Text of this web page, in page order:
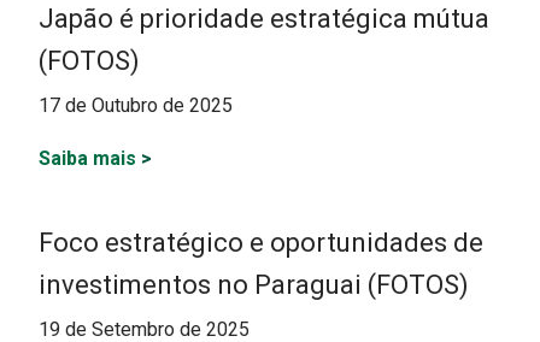
Japão é prioridade estratégica mútua
(FOTOS)
17 de Outubro de 2025
Saiba mais >
Foco estratégico e oportunidades de
investimentos no Paraguai (FOTOS)
19 de Setembro de 2025